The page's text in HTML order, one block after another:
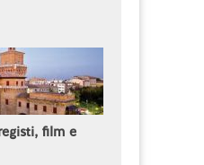
film e